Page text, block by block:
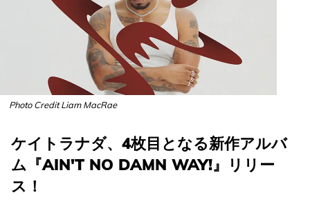
Photo Credit Liam MacRae
ケイトラナダ、4枚目となる新作アルバ
ム『AIN'T NO DAMN WAY!』リリー
ス！